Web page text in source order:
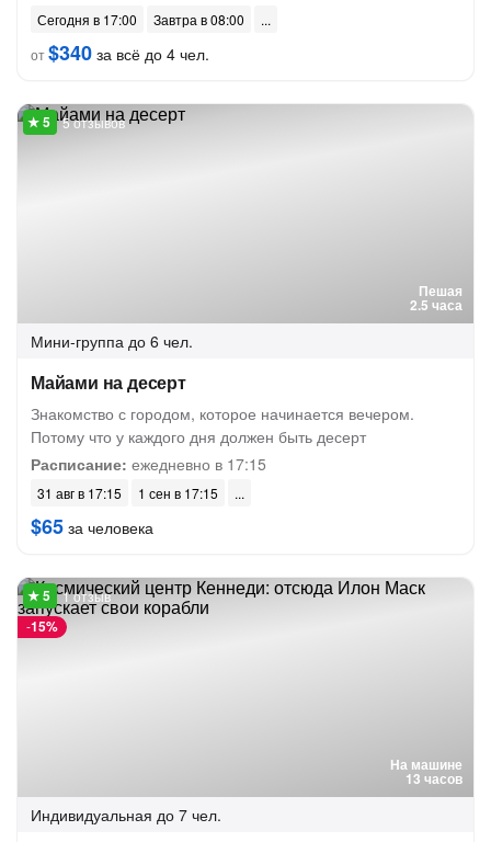
Сегодня в 17:00
Завтра в 08:00
от$340 за всё до 4 чел.
Пешая
2.5 часа
5 отзывов
Мини-группа до 6 чел.
Майами на десерт
Знакомство с городом, которое начинается вечером.
Потому что у каждого дня должен быть десерт
Расписание: ежедневно в 17:15
31 авг в 17:15 1 сен в 17:15
$65 за человека
На машине
13 часов
-15%
1 отзыв
Индивидуальная до 7 чел.